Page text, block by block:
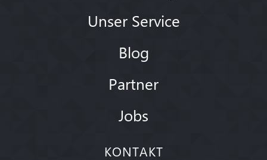
Unser Service
Blog
Partner
Jobs
KONTAKT